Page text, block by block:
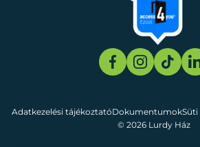
© 2026 Lurdy Ház
Adatkezelési tájékoztatóDokumentumokSüti